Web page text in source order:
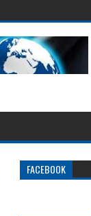
FACEBOOK